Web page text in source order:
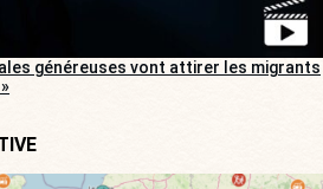
généreuses vont attirer les migrants